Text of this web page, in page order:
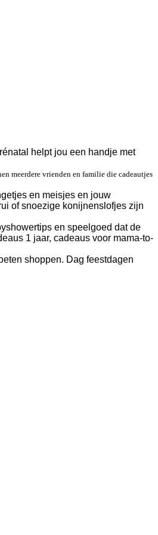
helpt jou een handje met
meerdere vrienden en familie die cadeautjes
en meisjes en jouw
of snoezige konijnenslofjes zijn
en speelgoed dat de
1 jaar, cadeaus voor mama-to-
shoppen. Dag feestdagen